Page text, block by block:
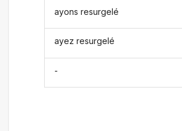
ayons resurgelé
ayez resurgelé
-